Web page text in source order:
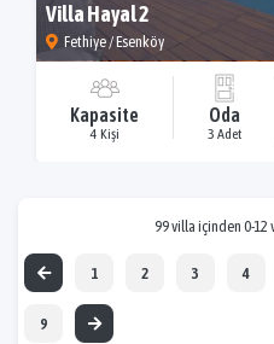
Villa Hayal 2
Fethiye / Esenköy
Kapasite
4 Kişi
Oda
3 Adet
99 villa içinden 0-
1 2 3 4
9